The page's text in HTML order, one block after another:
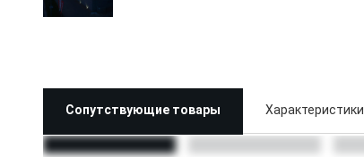
Сопутствующие товары Характеристики